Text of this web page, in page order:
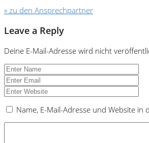
» zu den Ansprechpartner
Leave a Reply
Deine E-Mail-Adresse wird nicht
Name, E-Mail-Adresse und Website